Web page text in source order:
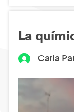
La
Carla